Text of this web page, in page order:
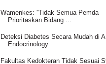
Wamenkes: ''Tidak Semua Pemda
Prioritaskan Bidang ...
Deteksi Diabetes Secara Mudah di
Endocrinology
Fakultas Kedokteran Tidak Sesuai